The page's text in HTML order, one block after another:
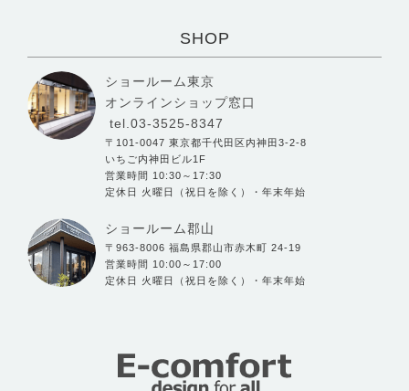
SHOP
ショールーム東京
オンラインショップ窓口
tel.03-3525-8347
〒101-0047 東京都千代田区内神田3-2-8
いちご内神田ビル1F
営業時間 10:30～17:30
定休日 火曜日（祝日を除く）・年末年始
ショールーム郡山
〒963-8006 福島県郡山市赤木町 24-19
営業時間 10:00～17:00
定休日 火曜日（祝日を除く）・年末年始